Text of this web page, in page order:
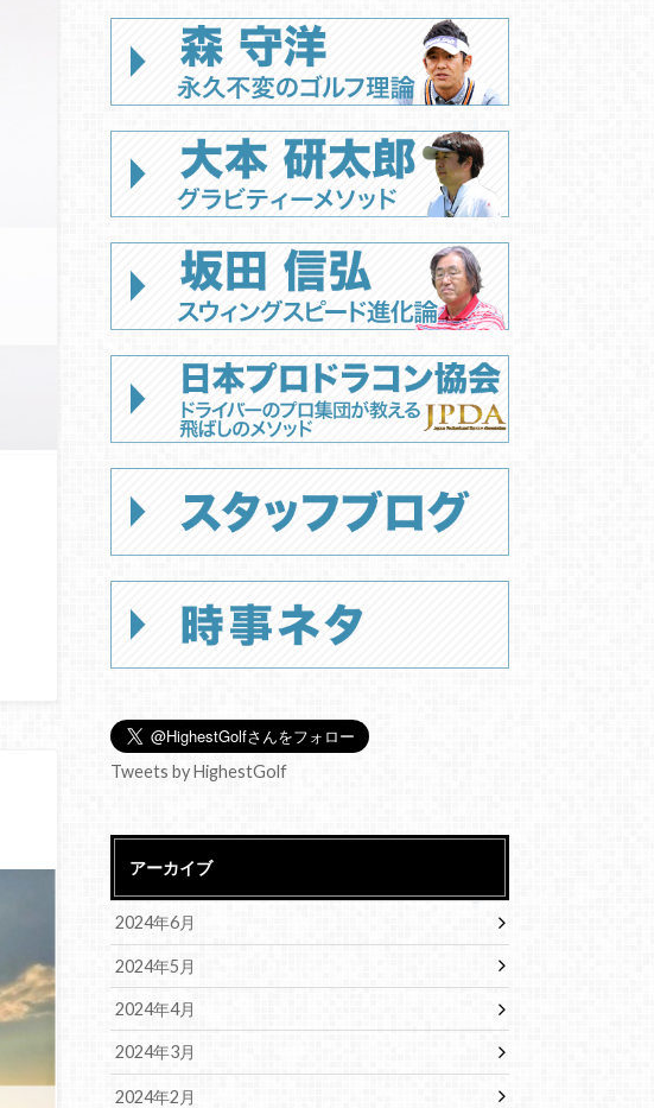
Tweets by HighestGolf
アーカイブ
2024年6月
2024年5月
2024年4月
2024年3月
2024年2月